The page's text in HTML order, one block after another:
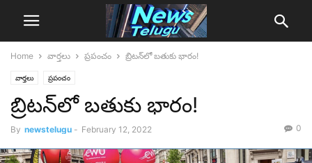
Home వార్తలు ప్రపంచం బ్రిటన్‌లో బతుకు భారం!
వార్తలు ప్రపంచం
బ్రిటన్‌లో బతుకు భారం!
By newstelugu - February 12, 2022 0